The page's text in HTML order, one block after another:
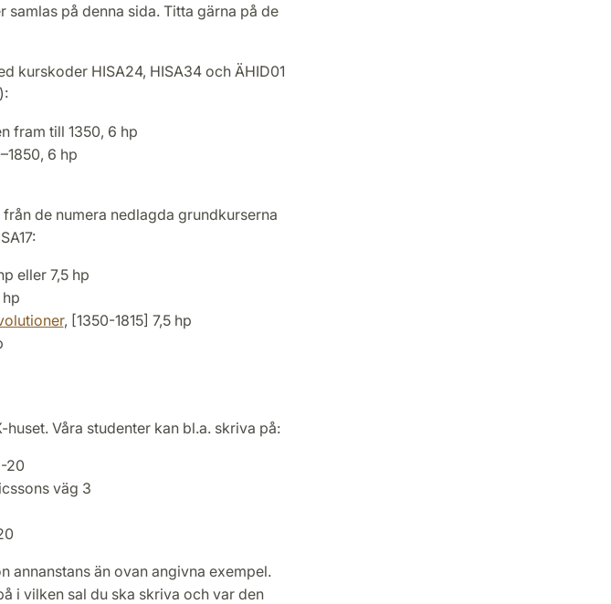
på denna sida. Titta gärna på de
kurskoder HISA24, HISA34 och ÄHID01
fram till 1350, 6 hp
6 hp
de numera nedlagda grundkurserna
eller 7,5 hp
, [1350-1815] 7,5 hp
Våra studenter kan bl.a. skriva på:
20
väg 3
annanstans än ovan angivna exempel.
i vilken sal du ska skriva och var den